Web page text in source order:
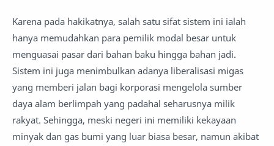
Karena pada hakikatnya, salah satu sifat sistem ini ialah
hanya memudahkan para pemilik modal besar untuk
menguasai pasar dari bahan baku hingga bahan jadi.
Sistem ini juga menimbulkan adanya liberalisasi migas
yang memberi jalan bagi korporasi mengelola sumber
daya alam berlimpah yang padahal seharusnya milik
rakyat. Sehingga, meski negeri ini memiliki kekayaan
minyak dan gas bumi yang luar biasa besar, namun akibat